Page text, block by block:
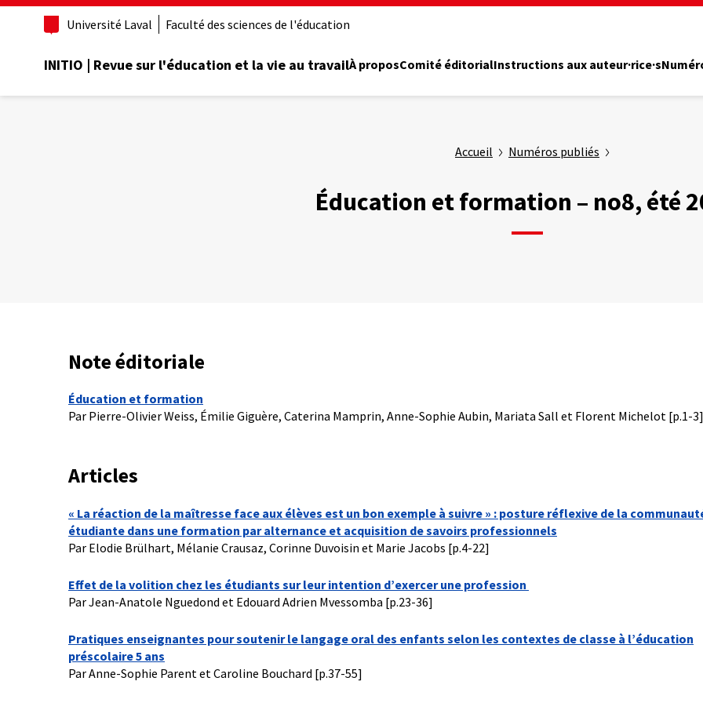
Aller
principal
Université Laval Faculté des sciences de l'éducation
INITIO | Revue sur l'éducation et la vie au travailÀ proposComité éditorialInstructions aux auteur·rice·s
Accueil Numéros publiés
Éducation et formation – no8, été
Note éditoriale
Éducation et formation
Par Pierre-Olivier Weiss, Émilie Giguère, Caterina Mamprin, Anne-Sophie Aubin, Mariata Sall et Florent Michelot [p.1-3]
Articles
« La réaction de la maîtresse face aux élèves est un bon exemple à suivre » : posture réflexive de la
étudiante dans une formation par alternance et acquisition de savoirs professionnels
Par Elodie Brülhart, Mélanie Crausaz, Corinne Duvoisin et Marie Jacobs [p.4-22]
Effet de la volition chez les étudiants sur leur intention d’exercer une profession
Par Jean-Anatole Nguedond et Edouard Adrien Mvessomba [p.23-36]
Pratiques enseignantes pour soutenir le langage oral des enfants selon les contextes de classe à l’éducation
préscolaire 5 ans
Par Anne-Sophie Parent et Caroline Bouchard [p.37-55]